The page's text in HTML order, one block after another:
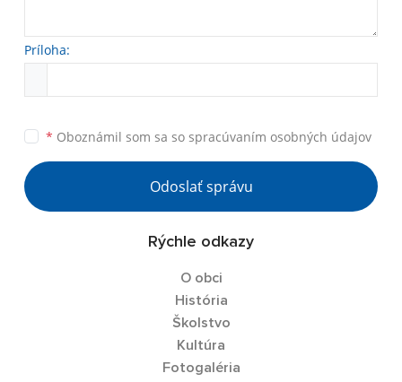
Príloha:
* Oboznámil som sa so spracúvaním osobných údajov
Odoslať správu
Rýchle odkazy
O obci
História
Školstvo
Kultúra
Fotogaléria